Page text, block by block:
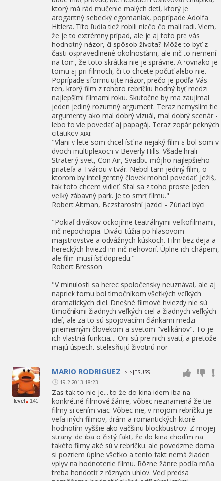
ktorý má rád mučenie malých detí, ktorý je
arogantný sebecký egomaniak, poprípade Adolfa
Hitlera. Títo ľudia tiež robili niečo čo mali radi. Viem,
že je to extrémny prípad, ale je aj toto pre vás
hodnotný názor, či spôsob života? Môže to byť z
časti ospravedlnené okolnosťami, ale nič to nemení
na tom, že toto skrátka nie je správne. A rovnako je
tomu aj pri filmoch, či to chcete počuť alebo nie.
Poprípade sformulujte názor, prečo je podľa Vás
ten, ktorý film z tohoto rebríčku hodný byť medzi
najlepšími filmami roku. Skutočne by ma zaujímal
jeden jediný rozumný argument. Teraz nemyslím tie
argumenty ako mal dobrý vizuál, mal dobrý scenár -
lebo to vie povedať aj papagáj. Teraz zopár pekných
citátikov xixi:
"Vlani v lete som chcel ísť na nejaký film a bol som v
dvoch multiplexoch v Beverly Hills. Všade hrali
Stratený svet, Con Air, Svadbu môjho najlepšieho
priateľa a Tvárou v tvár. Nebol tam jediný film, o
ktorom by inteligentný človek mohol povedať: Ježiš,
tak toto chcem vidieť. Stal sa z toho proste jeden
veľký zábavný park. Je to smrť filmu."
Robert Altman, Bezstarostní jazdci - Zúriaci býci
"Pokiaľ divákov odkojíme teatrálnymi veľkofilmami,
nič nepochopia. Diváci túžia po hlasovom
majstrovstve a odvážnych kúskoch. Film bez deja a
hereckých hviezd im nič nehovorí. Úplne ich chápem,
ale film musí ísť dopredu."
Robert Bresson
"V minulosti sa herec spoločensky neuznával, ale aj
napriek tomu bol tlmočníkom všetkých veľkých
dramatických diel. Dnešné filmové hviezdy nie sú
tlmočníkmi žiadnych veľkých diel a žiadnych veľkých
ideí, ale za to sú spojovacími článkami medzi
priemerným človekom a svetom "velikánov". To je
ich vlastná funkcia.... Oni sú pre nich svätí, a pretože
majú úspech, stelesňujú životnú nor
level 141
MARIO RODRIGUEZ -> >JESUSS
19.2.2013 18:23
Zas tak to nie je... to že do kina idem iba na
konkrétné filmové žánre, vôbec neznamená že tie
filmy si cením viac. Vôbec nie, v mojom rebríčku je
veľa iných filmov, drám a romantických ktoré
hodnotím vyššie ako väčšinu blockbustrov. Z mojej
strany ide iba o čistý fakt, že do kina chodím na
takéto filmy aké sú v rebríčku. ale povedzme doma
si pozriem úplne všetko a tento fakt nemá žiaden
vplyv na hodnotenie filmu. Rôzne žánre podľa mňa
treba hondotiť z rôznych uhlov. Veď predsa